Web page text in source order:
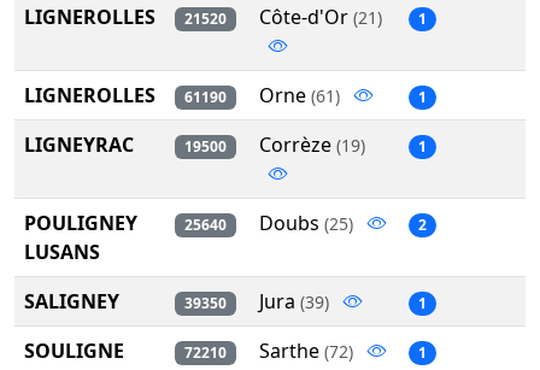
LIGNEROLLES 21520 Côte-d'Or (21) 1
LIGNEROLLES 61190 Orne (61) 1
LIGNEYRAC 19500 Corrèze (19) 1
POULIGNEY
LUSANS
25640 Doubs (25) 2
SALIGNEY 39350 Jura (39) 1
SOULIGNE
72210 Sarthe (72) 1